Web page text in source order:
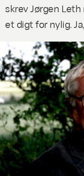
skrev Jørgen
et digt for nylig.